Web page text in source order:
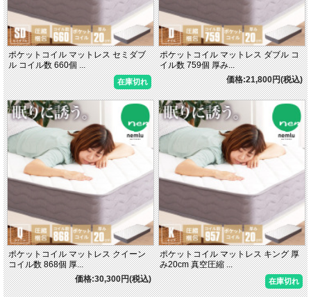
ポケットコイル マットレス セミダブ
ル コイル数 660個 ...
在庫切れ
ポケットコイル マットレス ダブル コ
イル数 759個 厚み...
価格:21,800円(税込)
ポケットコイル マットレス クイーン
コイル数 868個 厚...
価格:30,300円(税込)
ポケットコイル マットレス キング 厚
み20cm 真空圧縮 ...
在庫切れ